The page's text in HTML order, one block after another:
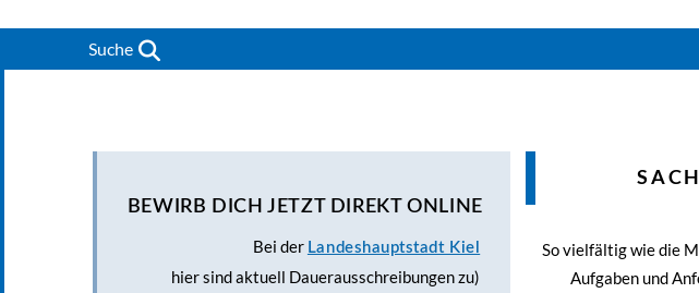
Suche
So vielfältig wie die
Aufgaben und
BEWIRB DICH JETZT DIREKT ONLINE
Bei der Landeshauptstadt Kiel
(hier sind aktuell Dauerausschreibungen zu